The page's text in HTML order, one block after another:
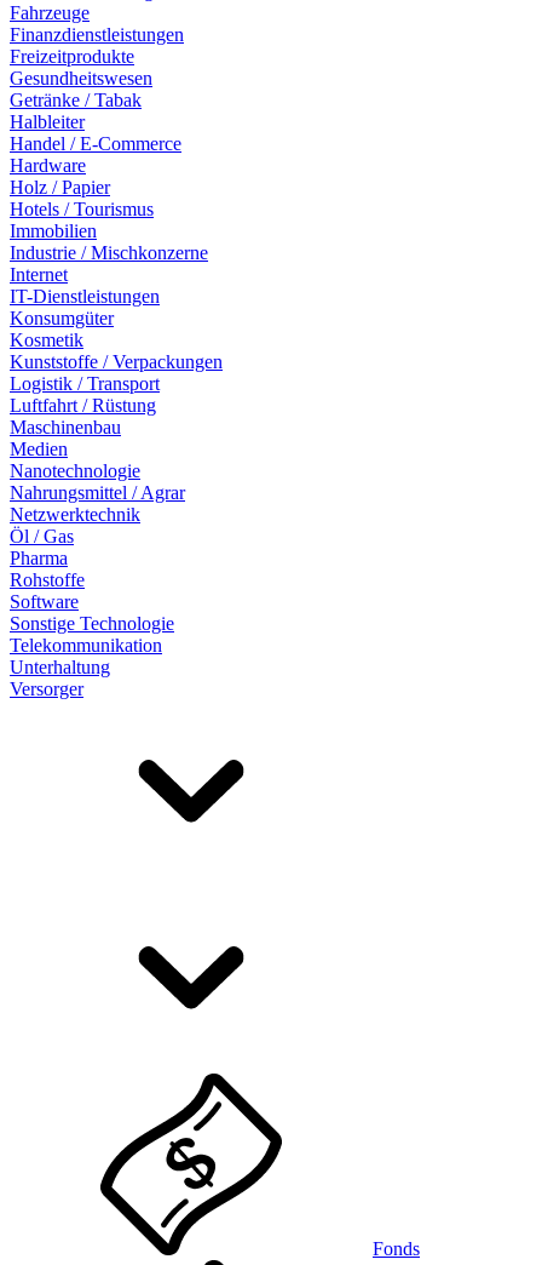
Fahrzeuge
Finanzdienstleistungen
Freizeitprodukte
Gesundheitswesen
Getränke / Tabak
Halbleiter
Handel / E-Commerce
Hardware
Holz / Papier
Hotels / Tourismus
Immobilien
Industrie / Mischkonzerne
Internet
IT-Dienstleistungen
Konsumgüter
Kosmetik
Kunststoffe / Verpackungen
Logistik / Transport
Luftfahrt / Rüstung
Maschinenbau
Medien
Nanotechnologie
Nahrungsmittel / Agrar
Netzwerktechnik
Öl / Gas
Pharma
Rohstoffe
Software
Sonstige Technologie
Telekommunikation
Unterhaltung
Versorger
Fonds